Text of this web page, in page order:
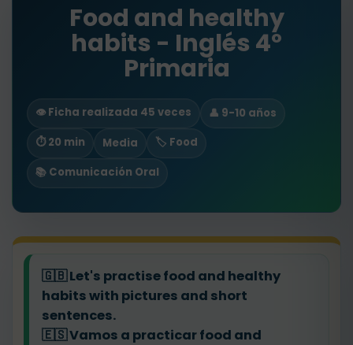
Food and healthy
habits - Inglés 4º
Primaria
👁️ Ficha realizada 45 veces
👤 9-10 años
⏱ 20 min
Media
🏷️ Food
📚 Comunicación Oral
🇬🇧Let's practise food and healthy
habits with pictures and short
sentences.
🇪🇸Vamos a practicar food and